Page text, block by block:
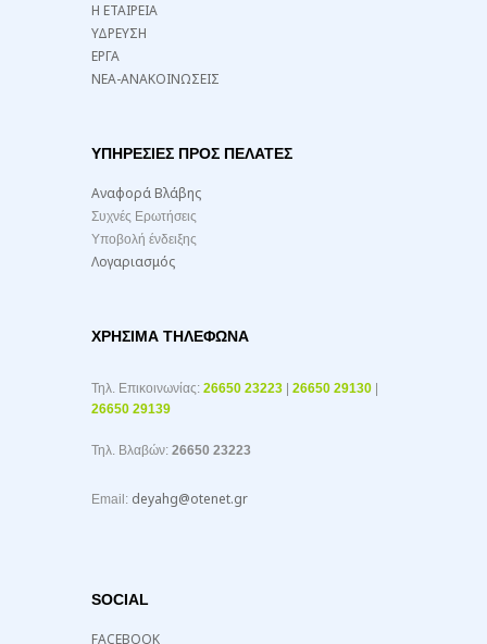
Η ΕΤΑΙΡΕΙΑ
ΥΔΡΕΥΣΗ
ΕΡΓΑ
ΝΕΑ-ΑΝΑΚΟΙΝΩΣΕΙΣ
ΥΠΗΡΕΣΙΕΣ ΠΡΟΣ ΠΕΛΑΤΕΣ
Αναφορά Βλάβης
Συχνές Ερωτήσεις
Υποβολή ένδειξης
Λογαριασμός
ΧΡΉΣΙΜΑ ΤΗΛΈΦΩΝΑ
Τηλ. Επικοινωνίας: 26650 23223 26650 29130
26650 29139
Τηλ. Βλαβών: 26650 23223
Email: deyahg@otenet.gr
SOCIAL
FACEBOOK